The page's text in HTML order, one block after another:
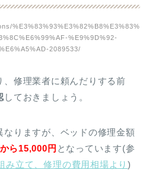
%E3%83%93%E3%82%B8%E3%83%
%E9%9D%92-
2089533/
修理業者に頼んだりする前
しておきましょう。
りますが、ベッドの修理金額
ら15,000円 となっています(参
み立て、修理の費用相場より)